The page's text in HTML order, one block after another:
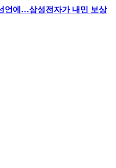
언에…삼성전자가 내민 보상